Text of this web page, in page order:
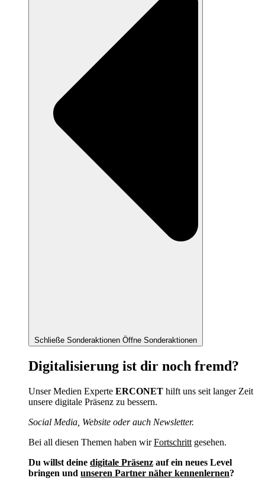
Schließe Sonderaktionen Öffne Sonderaktionen
Digitalisierung ist dir noch fremd?
Unser Medien Experte ERCONET hilft uns seit langer Zeit
unsere digitale Präsenz zu bessern.
Social Media, Website oder auch Newsletter.
Bei all diesen Themen haben wirFortschritt gesehen.
Du willst deine digitale Präsenz auf ein neues Level
bringen und unseren Partner näher kennenlernen?